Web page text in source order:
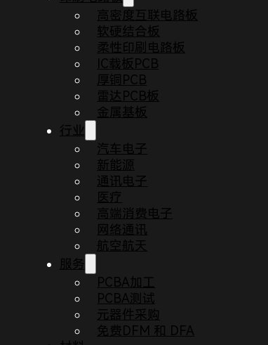
高密度互联电路板
软硬结合板
柔性印刷电路板
IC载板PCB
厚铜PCB
雷达PCB板
金属基板
行业
汽车电子
新能源
通讯电子
医疗
高端消费电子
网络通讯
航空航天
服务
PCBA加工
PCBA测试
元器件采购
免费DFM 和 DFA
PCB板8D问题解决8步法
在PCB板制造领域，8D（8 Disciplines）问题
尽管其名字是“8 Disciplines”，但实际上，它
在本文中，我们将为您详细介绍这9个步骤，